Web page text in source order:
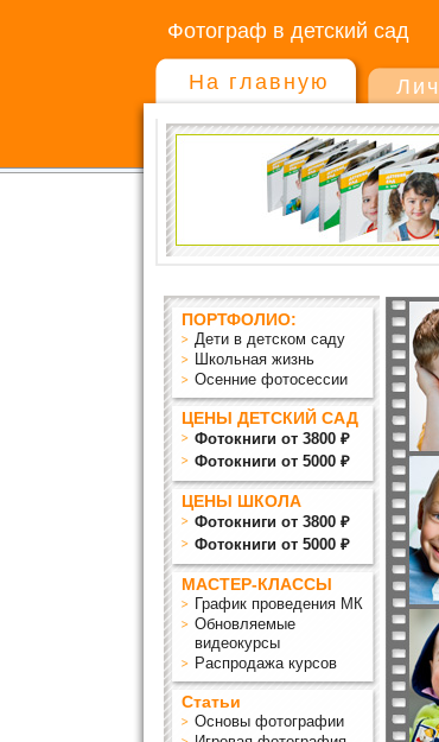
Фотограф в детский сад
На главную
ПОРТФОЛИО:
Дети в детском саду
Школьная жизнь
Осенние фотосессии
ЦЕНЫ ДЕТСКИЙ САД
Фотокниги от 3800 ₽
Фотокниги от 5000 ₽
ЦЕНЫ ШКОЛА
Фотокниги от 3800 ₽
Фотокниги от 5000 ₽
МАСТЕР-КЛАССЫ
График проведения МК
Обновляемые
видеокурсы
Распродажа курсов
Статьи
Основы фотографии